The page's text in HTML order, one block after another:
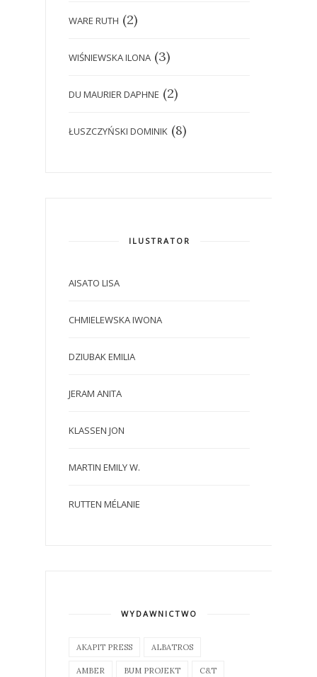
WARE RUTH (2)
WIŚNIEWSKA ILONA (3)
DU MAURIER DAPHNE (2)
ŁUSZCZYŃSKI DOMINIK (8)
ILUSTRATOR
AISATO LISA
CHMIELEWSKA IWONA
DZIUBAK EMILIA
JERAM ANITA
KLASSEN JON
MARTIN EMILY W.
RUTTEN MÉLANIE
WYDAWNICTWO
AKAPIT PRESS ALBATROS
AMBER BUM PROJEKT C&T